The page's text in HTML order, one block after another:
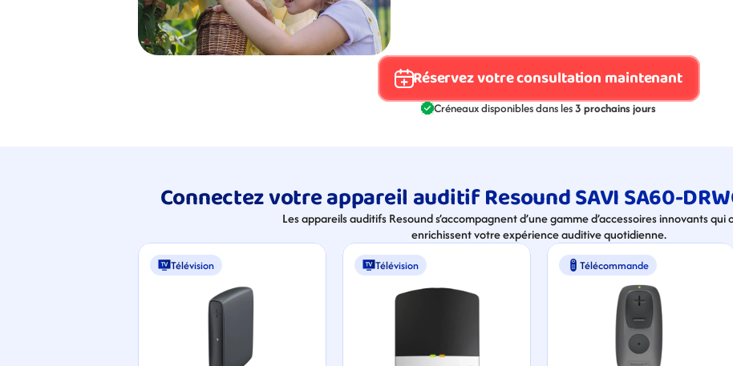
Réservez votre consultation maintenant
Créneaux disponibles dans les 3 prochains jours
Connectez votre appareil auditif Resound SAVI SA60-
Les appareils auditifs Resound s’accompagnent d’une gamme d’accessoires innovants
enrichissent votre expérience auditive quotidienne.
Télévision Télévision Télécommande